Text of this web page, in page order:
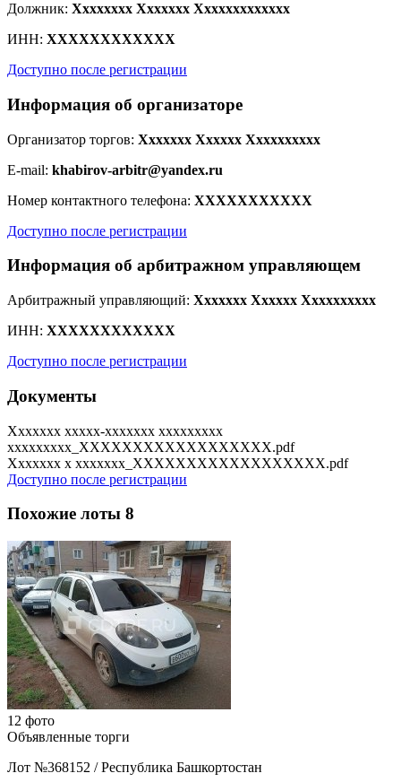
Должник: Xxxxxxxx Xxxxxxx Xxxxxxxxxxxxx
ИНН: XXXXXXXXXXXX
Доступно после регистрации
Информация об организаторе
Организатор торгов: Xxxxxxx Xxxxxx Xxxxxxxxxx
E-mail: khabirov-arbitr@yandex.ru
Номер контактного телефона: XXXXXXXXXXX
Доступно после регистрации
Информация об арбитражном управляющем
Арбитражный управляющий: Xxxxxxx Xxxxxx Xxxxxxxxxx
ИНН: XXXXXXXXXXXX
Доступно после регистрации
Документы
Xxxxxxx xxxxx-xxxxxxx xxxxxxxxx
xxxxxxxxx_XXXXXXXXXXXXXXXXXX.pdf
Xxxxxxx x xxxxxxx_XXXXXXXXXXXXXXXXXX.pdf
Доступно после регистрации
Похожие лоты 8
12 фото
Объявленные торги
Лот №368152 / Республика Башкортостан